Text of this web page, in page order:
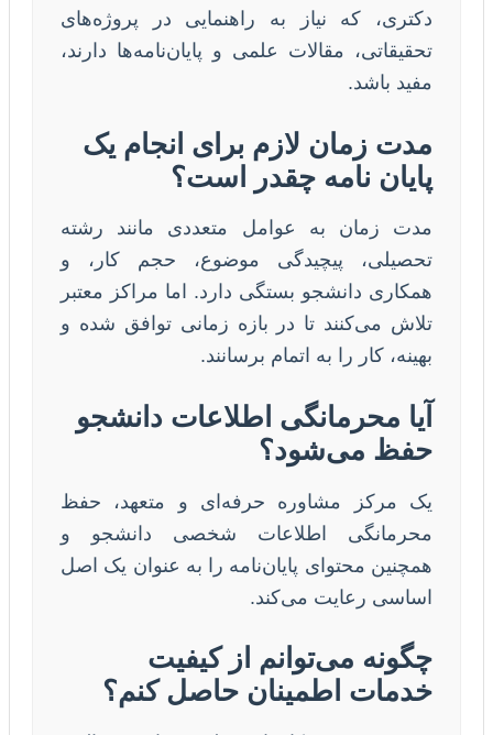
دکتری، که نیاز به راهنمایی در پروژه‌های
تحقیقاتی، مقالات علمی و پایان‌نامه‌ها دارند،
مفید باشد.
مدت زمان لازم برای انجام یک
پایان نامه چقدر است؟
مدت زمان به عوامل متعددی مانند رشته
تحصیلی، پیچیدگی موضوع، حجم کار، و
همکاری دانشجو بستگی دارد. اما مراکز معتبر
تلاش می‌کنند تا در بازه زمانی توافق شده و
بهینه، کار را به اتمام برسانند.
آیا محرمانگی اطلاعات دانشجو
حفظ می‌شود؟
یک مرکز مشاوره حرفه‌ای و متعهد، حفظ
محرمانگی اطلاعات شخصی دانشجو و
همچنین محتوای پایان‌نامه را به عنوان یک اصل
اساسی رعایت می‌کند.
چگونه می‌توانم از کیفیت
خدمات اطمینان حاصل کنم؟